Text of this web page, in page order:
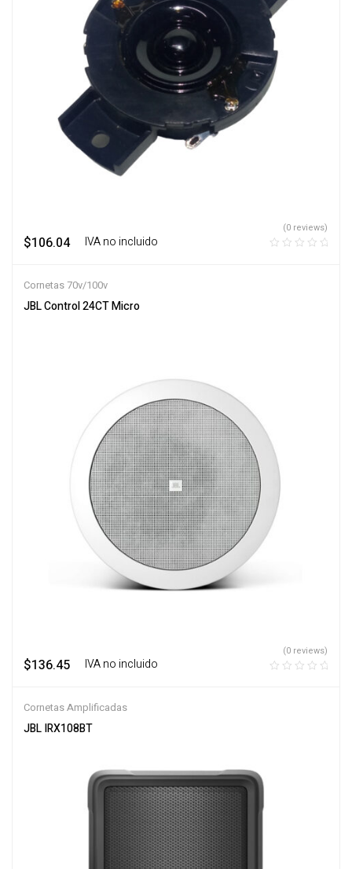
$106.04 ‎ ‎ ‎ IVA no incluido
(0 reviews)
Cornetas 70v/100v
JBL Control 24CT Micro
$136.45 ‎ ‎ ‎ IVA no incluido
(0 reviews)
Cornetas Amplificadas
JBL IRX108BT